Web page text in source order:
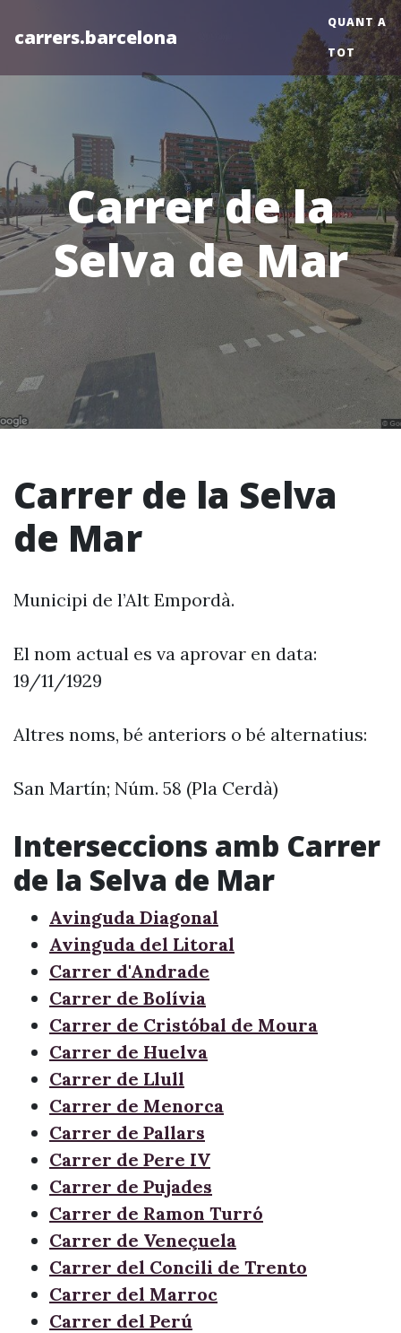
carrers.barcelona
QUANT A
TOT
Carrer de la
Selva de Mar
Carrer de la Selva
de Mar
Municipi de l’Alt Empordà.
El nom actual es va aprovar en data:
19/11/1929
Altres noms, bé anteriors o bé alternatius:
San Martín; Núm. 58 (Pla Cerdà)
Interseccions amb Carrer
de la Selva de Mar
Avinguda Diagonal
Avinguda del Litoral
Carrer d'Andrade
Carrer de Bolívia
Carrer de Cristóbal de Moura
Carrer de Huelva
Carrer de Llull
Carrer de Menorca
Carrer de Pallars
Carrer de Pere IV
Carrer de Pujades
Carrer de Ramon Turró
Carrer de Veneçuela
Carrer del Concili de Trento
Carrer del Marroc
Carrer del Perú